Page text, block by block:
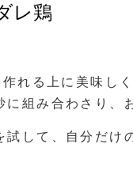
レ鶏
れる上に美味し
組み合わさり、
試して、自分だけ